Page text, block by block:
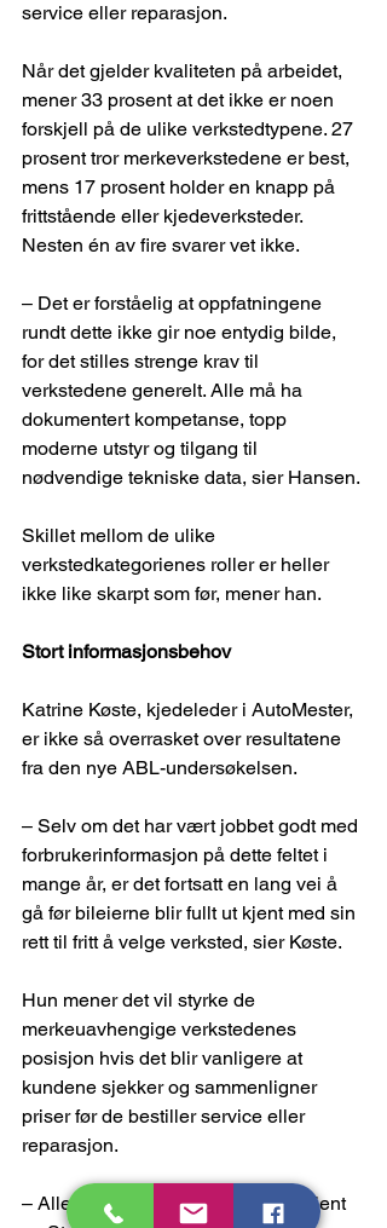
service eller reparasjon.
Når det gjelder kvaliteten på arbeidet,
mener 33 prosent at det ikke er noen
forskjell på de ulike verkstedtypene. 27
prosent tror merkeverkstedene er best,
mens 17 prosent holder en knapp på
frittstående eller kjedeverksteder.
Nesten én av fire svarer vet ikke.
– Det er forståelig at oppfatningene
rundt dette ikke gir noe entydig bilde,
for det stilles strenge krav til
verkstedene generelt. Alle må ha
dokumentert kompetanse, topp
moderne utstyr og tilgang til
nødvendige tekniske data, sier Hansen.
Skillet mellom de ulike
verkstedkategorienes roller er heller
ikke like skarpt som før, mener han.
Stort informasjonsbehov
Katrine Køste, kjedeleder i AutoMester,
er ikke så overrasket over resultatene
fra den nye ABL-undersøkelsen.
– Selv om det har vært jobbet godt med
forbrukerinformasjon på dette feltet i
mange år, er det fortsatt en lang vei å
gå før bileierne blir fullt ut kjent med sin
rett til fritt å velge verksted, sier Køste.
Hun mener det vil styrke de
merkeuavhengige verkstedenes
posisjon hvis det blir vanligere at
kundene sjekker og sammenligner
priser før de bestiller service eller
reparasjon.
– Alle våre 220 verksteder er godkjent